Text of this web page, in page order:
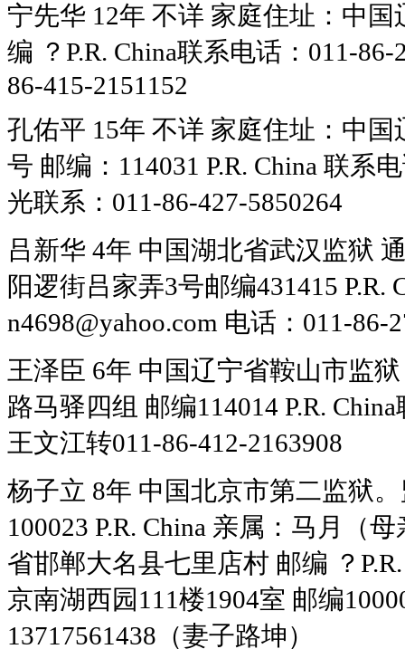
宁先华 12年 不详 家庭住址：中
编 ？P.R. China联系电话：011-
86-415-2151152
孔佑平 15年 不详 家庭住址：中
号 邮编：114031 P.R. China 联系
光联系：011-86-427-5850264
吕新华 4年 中国湖北省武汉监狱
阳逻街吕家弄3号邮编431415 P.R.
n4698@yahoo.com 电话：011-86-
王泽臣 6年 中国辽宁省鞍山市监
路马驿四组 邮编114014 P.R.
王文江转011-86-412-2163908
杨子立 8年 中国北京市第二监狱
100023 P.R. China 亲属：马月（
省邯郸大名县七里店村 邮编 ？
京南湖西园111楼1904室 邮编
13717561438（妻子路坤）